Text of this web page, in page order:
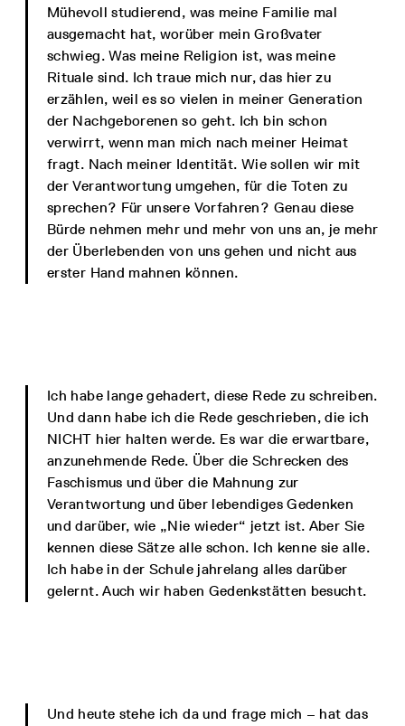
Mühevoll studierend, was meine Familie mal
ausgemacht hat, worüber mein Großvater
schwieg. Was meine Religion ist, was meine
Rituale sind. Ich traue mich nur, das hier zu
erzählen, weil es so vielen in meiner Generation
der Nachgeborenen so geht. Ich bin schon
verwirrt, wenn man mich nach meiner Heimat
fragt. Nach meiner Identität. Wie sollen wir mit
der Verantwortung umgehen, für die Toten zu
sprechen? Für unsere Vorfahren? Genau diese
Bürde nehmen mehr und mehr von uns an, je mehr
der Überlebenden von uns gehen und nicht aus
erster Hand mahnen können.
Ich habe lange gehadert, diese Rede zu schreiben.
Und dann habe ich die Rede geschrieben, die ich
NICHT hier halten werde. Es war die erwartbare,
anzunehmende Rede. Über die Schrecken des
Faschismus und über die Mahnung zur
Verantwortung und über lebendiges Gedenken
und darüber, wie „Nie wieder“ jetzt ist. Aber Sie
kennen diese Sätze alle schon. Ich kenne sie alle.
Ich habe in der Schule jahrelang alles darüber
gelernt. Auch wir haben Gedenkstätten besucht.
Und heute stehe ich da und frage mich – hat das